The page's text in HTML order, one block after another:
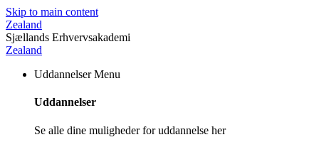
Skip to main content
Zealand
Sjællands Erhvervsakademi
Zealand
Uddannelser Menu
Uddannelser
Se alle dine muligheder for uddannelse her